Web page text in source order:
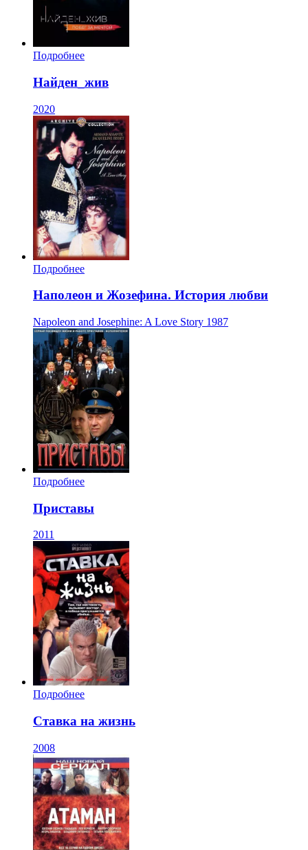
Подробнее
Найден_жив
2020
Подробнее
Наполеон и Жозефина. История любви
Napoleon and Josephine: A Love Story 1987
Подробнее
Приставы
2011
Подробнее
Ставка на жизнь
2008